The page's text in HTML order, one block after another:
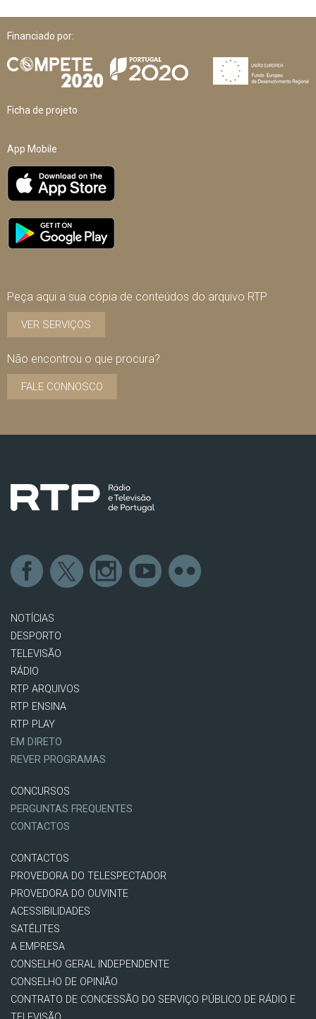
Financiado por:
Ficha de projeto
App Mobile
Peça aqui a sua cópia de conteúdos do arquivo RTP
VER SERVIÇOS
Não encontrou o que procura?
FALE CONNOSCO
NOTÍCIAS
DESPORTO
TELEVISÃO
RÁDIO
RTP ARQUIVOS
RTP ENSINA
RTP PLAY
EM DIRETO
REVER PROGRAMAS
CONCURSOS
PERGUNTAS FREQUENTES
CONTACTOS
CONTACTOS
PROVEDORA DO TELESPECTADOR
PROVEDORA DO OUVINTE
ACESSIBILIDADES
SATÉLITES
A EMPRESA
CONSELHO GERAL INDEPENDENTE
CONSELHO DE OPINIÃO
CONTRATO DE CONCESSÃO DO SERVIÇO PÚBLICO DE RÁDIO E